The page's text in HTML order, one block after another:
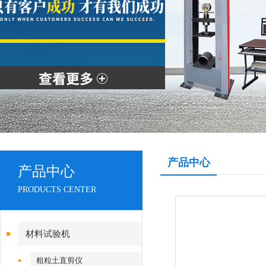
产品中心
PRODUCTS CENTER
材料试验机
粗粒土直剪仪
产品中心